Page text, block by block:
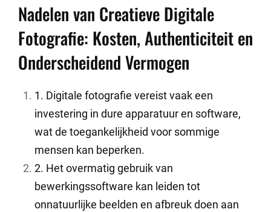
Nadelen van Creatieve Digitale
Fotografie: Kosten, Authenticiteit en
Onderscheidend Vermogen
1. Digitale fotografie vereist vaak een
investering in dure apparatuur en software,
wat de toegankelijkheid voor sommige
mensen kan beperken.
2. Het overmatig gebruik van
bewerkingssoftware kan leiden tot
onnatuurlijke beelden en afbreuk doen aan